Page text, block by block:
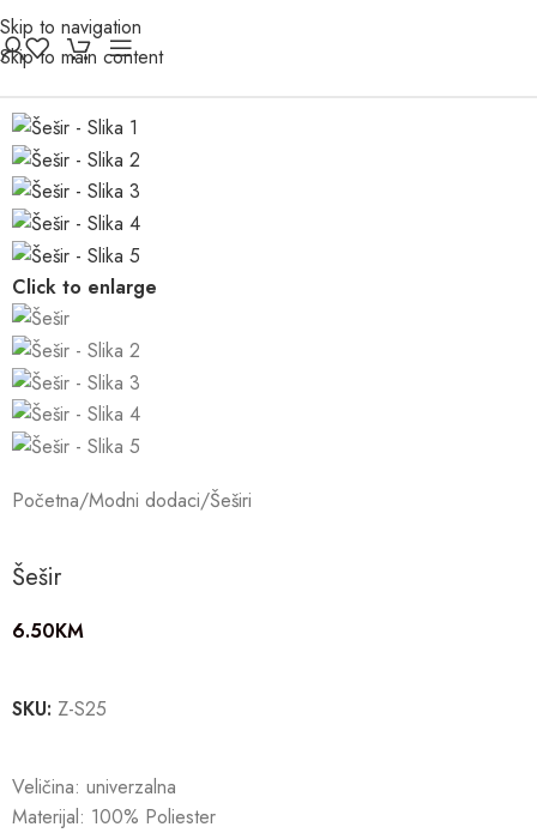
Skip to navigation
Skip to main content
Click to enlarge
Početna/Modni dodaci/Šeširi
Šešir
6.50KM
SKU: Z-S25
Veličina: univerzalna
Materijal: 100% Poliester